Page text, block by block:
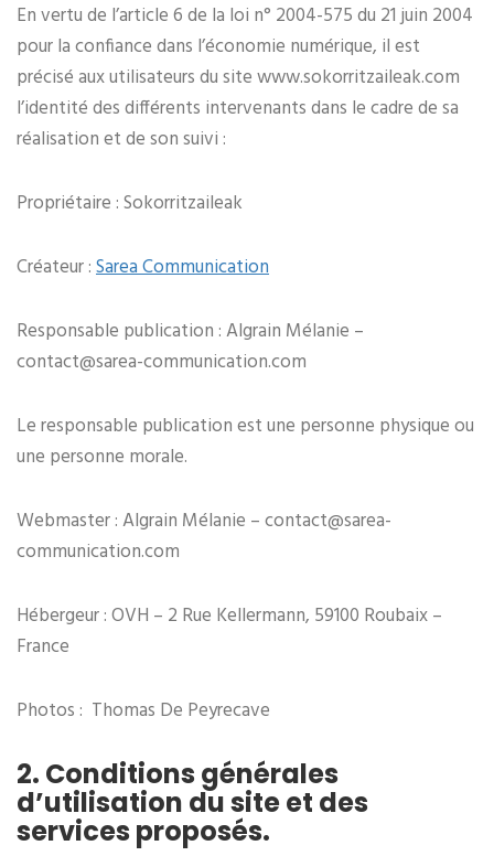
En vertu de l’article 6 de la loi n° 2004-575 du 21 juin 2004
pour la confiance dans l’économie numérique, il est
précisé aux utilisateurs du site www.sokorritzaileak.com
l’identité des différents intervenants dans le cadre de sa
réalisation et de son suivi :
Propriétaire : Sokorritzaileak
Créateur :Sarea Communication
Responsable publication : Algrain Mélanie –
contact@sarea-communication.com
Le responsable publication est une personne physique ou
une personne morale.
Webmaster : Algrain Mélanie – contact@sarea-
communication.com
Hébergeur : OVH – 2 Rue Kellermann, 59100 Roubaix –
France
Photos : Thomas De Peyrecave
2. Conditions générales
d’utilisation du site et des
services proposés.